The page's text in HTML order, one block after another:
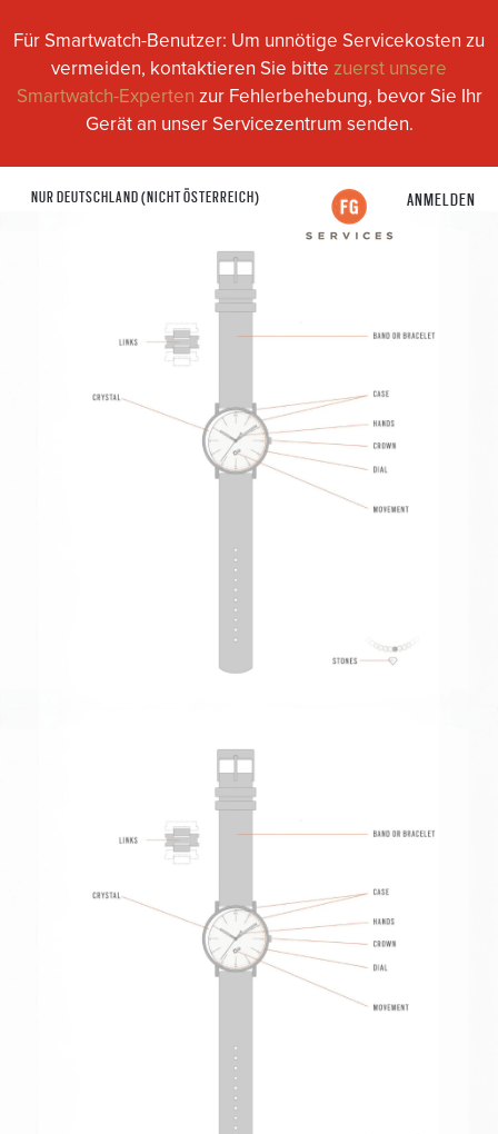
Für Smartwatch-Benutzer: Um unnötige Servicekosten zu
vermeiden, kontaktieren Sie bitte zuerst unsere
Smartwatch-Experten zur Fehlerbehebung, bevor Sie Ihr
Gerät an unser Servicezentrum senden.
NUR DEUTSCHLAND (NICHT ÖSTERREICH) ANMELDEN